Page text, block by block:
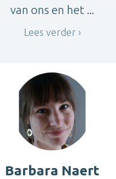
van ons en het ...
Lees verder
Barbara Naert